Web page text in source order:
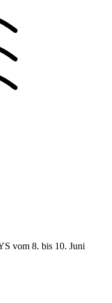
vom 8. bis 10. Juni